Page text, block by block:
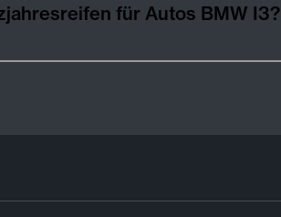
für Autos BMW I3?